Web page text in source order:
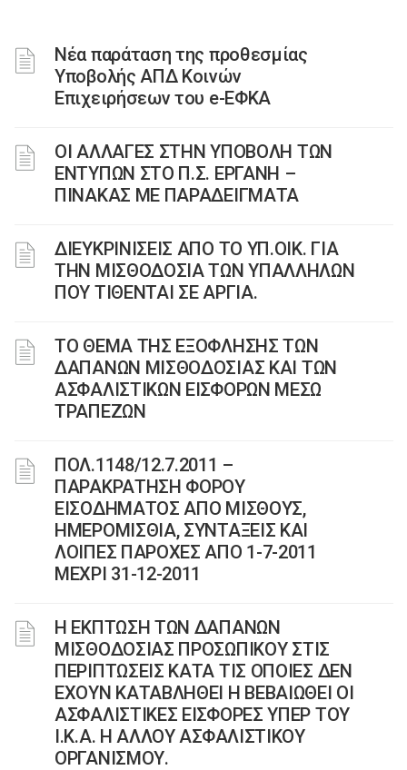
Νέα παράταση της προθεσμίας
Υποβολής ΑΠΔ Κοινών
Επιχειρήσεων του e-ΕΦΚΑ
ΟΙ ΑΛΛΑΓΕΣ ΣΤΗΝ ΥΠΟΒΟΛΗ ΤΩΝ
ΕΝΤΥΠΩΝ ΣΤΟ Π.Σ. ΕΡΓΑΝΗ –
ΠΙΝΑΚΑΣ ΜΕ ΠΑΡΑΔΕΙΓΜΑΤΑ
ΔΙΕΥΚΡΙΝΙΣΕΙΣ ΑΠΟ ΤΟ ΥΠ.ΟΙΚ. ΓΙΑ
ΤΗΝ ΜΙΣΘΟΔΟΣΙΑ ΤΩΝ ΥΠΑΛΛΗΛΩΝ
ΠΟΥ ΤΙΘΕΝΤΑΙ ΣΕ ΑΡΓΙΑ.
ΤΟ ΘΕΜΑ ΤΗΣ ΕΞΟΦΛΗΣΗΣ ΤΩΝ
ΔΑΠΑΝΩΝ ΜΙΣΘΟΔΟΣΙΑΣ ΚΑΙ ΤΩΝ
ΑΣΦΑΛΙΣΤΙΚΩΝ ΕΙΣΦΟΡΩΝ ΜΕΣΩ
ΤΡΑΠΕΖΩΝ
ΠΟΛ.1148/12.7.2011 –
ΠΑΡΑΚΡΑΤΗΣΗ ΦΟΡΟΥ
ΕΙΣΟΔΗΜΑΤΟΣ ΑΠΟ ΜΙΣΘΟΥΣ,
ΗΜΕΡΟΜΙΣΘΙΑ, ΣΥΝΤΑΞΕΙΣ ΚΑΙ
ΛΟΙΠΕΣ ΠΑΡΟΧΕΣ ΑΠΟ 1-7-2011
ΜΕΧΡΙ 31-12-2011
Η ΕΚΠΤΩΣΗ ΤΩΝ ΔΑΠΑΝΩΝ
ΜΙΣΘΟΔΟΣΙΑΣ ΠΡΟΣΩΠΙΚΟΥ ΣΤΙΣ
ΠΕΡΙΠΤΩΣΕΙΣ ΚΑΤΑ ΤΙΣ ΟΠΟΙΕΣ ΔΕΝ
ΕΧΟΥΝ ΚΑΤΑΒΛΗΘΕΙ Η ΒΕΒΑΙΩΘΕΙ ΟΙ
ΑΣΦΑΛΙΣΤΙΚΕΣ ΕΙΣΦΟΡΕΣ ΥΠΕΡ ΤΟΥ
Ι.Κ.Α. Η ΑΛΛΟΥ ΑΣΦΑΛΙΣΤΙΚΟΥ
ΟΡΓΑΝΙΣΜΟΥ.